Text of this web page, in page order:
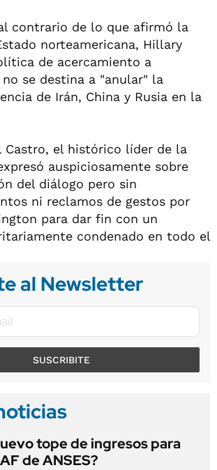
contrario de lo que afirmó la
norteamericana, Hillary
de acercamiento a
se destina a "anular" la
de Irán, China y Rusia en la
Castro, el histórico líder de la
auspiciosamente sobre
del diálogo pero sin
ni reclamos de gestos por
para dar fin con un
condenado en todo el
al Newsletter
SUSCRIBITE
tope de ingresos para
de ANSES?